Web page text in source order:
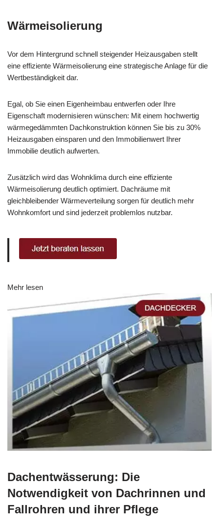
Wärmeisolierung
Vor dem Hintergrund schnell steigender Heizausgaben stellt
eine effiziente Wärmeisolierung eine strategische Anlage für die
Wertbeständigkeit dar.
Egal, ob Sie einen Eigenheimbau entwerfen oder Ihre
Eigenschaft modernisieren wünschen: Mit einem hochwertig
wärmegedämmten Dachkonstruktion können Sie bis zu 30%
Heizausgaben einsparen und den Immobilienwert Ihrer
Immobilie deutlich aufwerten.
Zusätzlich wird das Wohnklima durch eine effiziente
Wärmeisolierung deutlich optimiert. Dachräume mit
gleichbleibender Wärmeverteilung sorgen für deutlich mehr
Wohnkomfort und sind jederzeit problemlos nutzbar.
Mehr lesen
Dachentwässerung: Die
Notwendigkeit von Dachrinnen und
Fallrohren und ihrer Pflege